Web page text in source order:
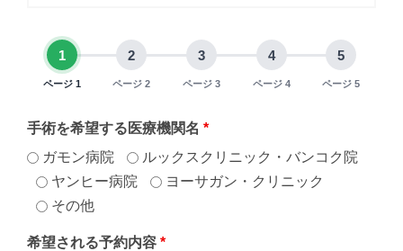
ページ 1 ページ 2 ページ 3 ページ 4 ページ 5
手術を希望する医療機関名 *
ガモン病院
ルックスクリニック・バンコク院
ヤンヒー病院
ヨーサガン・クリニック
その他
希望される予約内容 *